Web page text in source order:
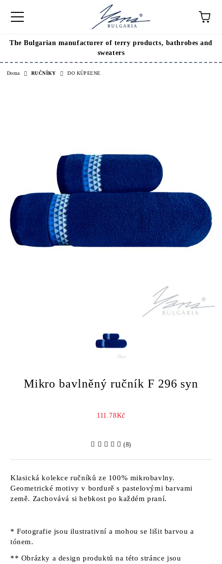
The Bulgarian manufacturer of terry products, bathrobes and
sweaters
Doma RUČNÍKY DO KÚPEĽNE
Mikro bavlněný ručník F 296 syn
111.78Kč
(8)
Klasická kolekce ručníků ze 100% mikrobavlny.
Geometrické motivy v bordurě s pastelovými barvami
země. Zachovává si hebkost po každém praní.
* Fotografie jsou ilustrativní a mohou se lišit barvou a
tónem.
** Obrázky a design produktů na této stránce jsou